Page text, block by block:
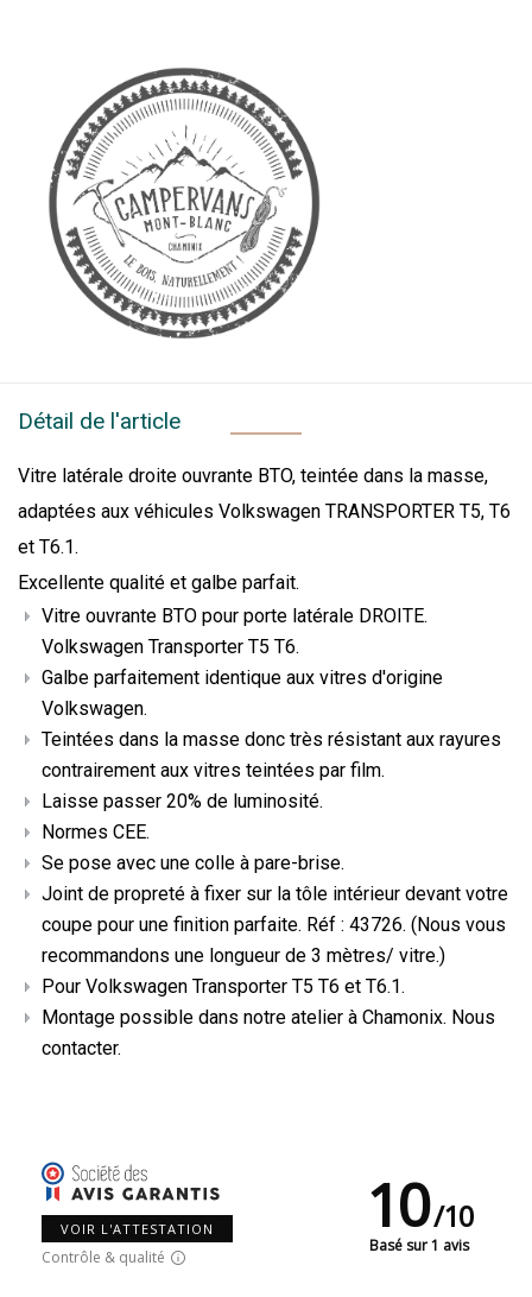
Détail de l'article
Vitre latérale droite ouvrante BTO, teintée dans la masse,
adaptées aux véhicules Volkswagen TRANSPORTER T5, T6
et T6.1.
Excellente qualité et galbe parfait.
Vitre ouvrante BTO pour porte latérale DROITE.
Volkswagen Transporter T5 T6.
Galbe parfaitement identique aux vitres d'origine
Volkswagen.
Teintées dans la masse donc très résistant aux rayures
contrairement aux vitres teintées par film.
Laisse passer 20% de luminosité.
Normes CEE.
Se pose avec une colle à pare-brise.
Joint de propreté à fixer sur la tôle intérieur devant votre
coupe pour une finition parfaite. Réf : 43726. (Nous vous
recommandons une longueur de 3 mètres/ vitre.)
Pour Volkswagen Transporter T5 T6 et T6.1.
Montage possible dans notre atelier à Chamonix. Nous
contacter.
VOIR L'ATTESTATION
Contrôle & qualité
10/10
Basé sur 1 avis